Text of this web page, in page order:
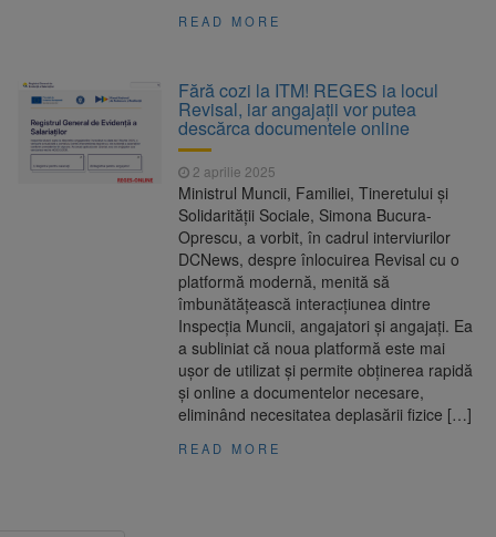
READ MORE
Fără cozi la ITM! REGES ia locul
Revisal, iar angajații vor putea
descărca documentele online
2 aprilie 2025
Ministrul Muncii, Familiei, Tineretului și
Solidarității Sociale, Simona Bucura-
Oprescu, a vorbit, în cadrul interviurilor
DCNews, despre înlocuirea Revisal cu o
platformă modernă, menită să
îmbunătățească interacțiunea dintre
Inspecția Muncii, angajatori și angajați. Ea
a subliniat că noua platformă este mai
ușor de utilizat și permite obținerea rapidă
și online a documentelor necesare,
eliminând necesitatea deplasării fizice […]
READ MORE